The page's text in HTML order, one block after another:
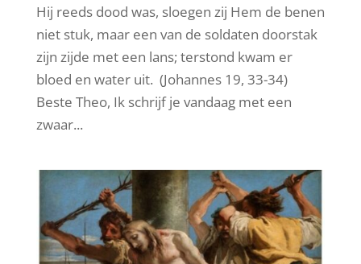
Hij reeds dood was, sloegen zij Hem de benen
niet stuk, maar een van de soldaten doorstak
zijn zijde met een lans; terstond kwam er
bloed en water uit. (Johannes 19, 33-34)
Beste Theo, Ik schrijf je vandaag met een
zwaar...